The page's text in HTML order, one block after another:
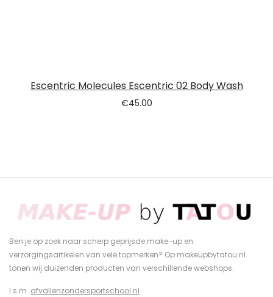
Escentric Molecules Escentric 02 Body Wash
€45.00
Ben je op zoek naar scherp geprijsde make-up en
verzorgingsartikelen van vele topmerken? Op makeupbytatou.nl
tonen wij duizenden producten van verschillende webshops.
I.s.m. afvallenzondersportschool.nl